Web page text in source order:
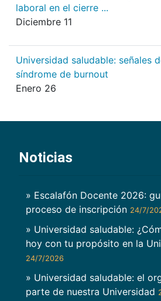
laboral en el cierre ...
Diciembre 11
Universidad saludable: señales
síndrome de burnout
Enero 26
Noticias
» Escalafón Docente 2026:
proceso de inscripción 24/7/
» Universidad saludable:
hoy con tu propósito en la
24/7/2026
» Universidad saludable: el
parte de nuestra Universidad